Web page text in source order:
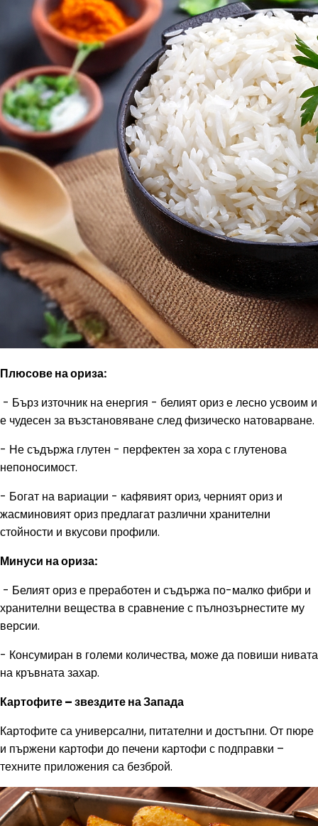
Плюсове на ориза:
- Бърз източник на енергия - белият ориз е лесно усвоим и
е чудесен за възстановяване след физическо натоварване.
- Не съдържа глутен - перфектен за хора с глутенова
непоносимост.
- Богат на вариации - кафявият ориз, черният ориз и
жасминовият ориз предлагат различни хранителни
стойности и вкусови профили.
Минуси на ориза:
- Белият ориз е преработен и съдържа по-малко фибри и
хранителни вещества в сравнение с пълнозърнестите му
версии.
- Консумиран в големи количества, може да повиши нивата
на кръвната захар.
Картофите – звездите на Запада
Картофите са универсални, питателни и достъпни. От пюре
и пържени картофи до печени картофи с подправки –
техните приложения са безброй.